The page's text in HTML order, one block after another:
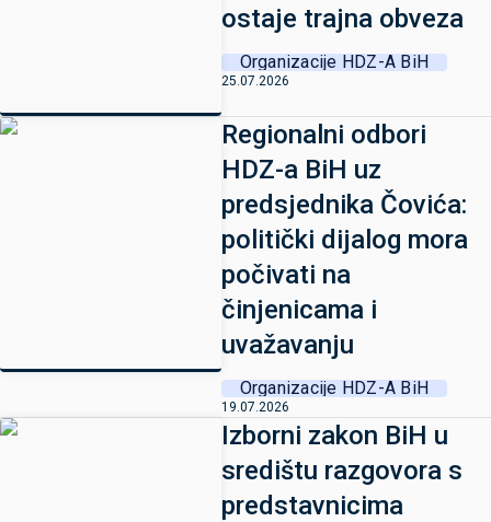
ostaje trajna obveza
Organizacije HDZ-A BiH
25.07.2026
Regionalni odbori
HDZ-a BiH uz
predsjednika Čovića:
politički dijalog mora
počivati na
činjenicama i
uvažavanju
Organizacije HDZ-A BiH
19.07.2026
Izborni zakon BiH u
središtu razgovora s
predstavnicima